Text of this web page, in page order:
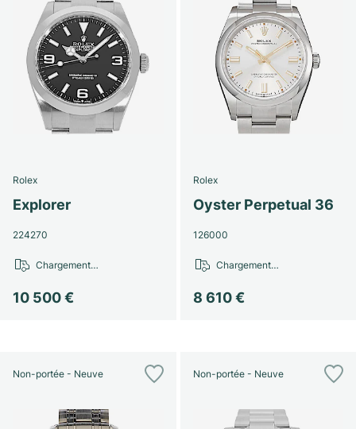
Rolex
Explorer
224270
10 500 €
Chargement…
Rolex
Oyster Perpetual 36
126000
8 610 €
Chargement…
Non-portée - Neuve Non-portée - Neuve